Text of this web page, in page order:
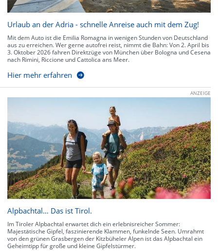
Urlaub an der Adria - schnelle Anreise auch mit dem Zug!
Mit dem Auto ist die Emilia Romagna in wenigen Stunden von Deutschland
aus zu erreichen. Wer gerne autofrei reist, nimmt die Bahn: Von 2. April bis
3. Oktober 2026 fahren Direktzüge von München über Bologna und Cesena
nach Rimini, Riccione und Cattolica ans Meer.
Hier mehr erfahren
ANZEIGE
Alpbachtal… Das ist Tirol.
Im Tiroler Alpbachtal erwartet dich ein erlebnisreicher Sommer:
Majestätische Gipfel, faszinierende Klammen, funkelnde Seen. Umrahmt
von den grünen Grasbergen der Kitzbüheler Alpen ist das Alpbachtal ein
Geheimtipp für große und kleine Gipfelstürmer.